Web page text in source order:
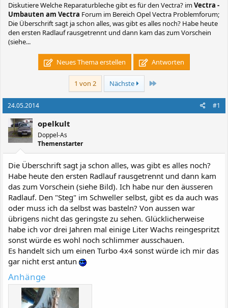
DiskutiereWelche Reparaturbleche gibt es für den Vectra? imVectra -
Umbauten am Vectra Forum im Bereich Opel Vectra Problemforum;
Die Überschrift sagt ja schon alles, was gibt es alles noch? Habe heute
den ersten Radlauf rausgetrennt und dann kam das zum Vorschein
(siehe...
Neues Thema erstellen Antworten
1 von 2 Nächste Letzte
24.05.2014 #1
opelkult
Doppel-As
Themenstarter
Die Überschrift sagt ja schon alles, was gibt es alles noch?
Habe heute den ersten Radlauf rausgetrennt und dann kam
das zum Vorschein (siehe Bild). Ich habe nur den äusseren
Radlauf. Den "Steg" im Schweller selbst, gibt es da auch was
oder muss ich da selbst was basteln? Von aussen war
übrigens nicht das geringste zu sehen. Glücklicherweise
habe ich vor drei Jahren mal einige Liter Wachs reingespritzt
sonst würde es wohl noch schlimmer ausschauen.
Es handelt sich um einen Turbo 4x4 sonst würde ich mir das
gar nicht erst antun
Anhänge